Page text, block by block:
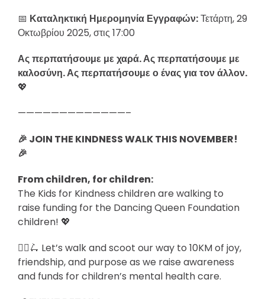
📅 Καταληκτική Ημερομηνία Εγγραφών:Τετάρτη, 29
Οκτωβρίου 2025, στις 17:00
Αςπερπατήσουμε μεχαρά.Αςπερπατήσουμε με
καλοσύνη.Αςπερπατήσουμεοέναςγιατονάλλον.
💖
—————————————–
🎉 JOIN THE KINDNESS WALK THIS NOVEMBER!
🎉
From children, for children:
The Kids for Kindness children are walking to
raise funding for the Dancing Queen Foundation
children! 💖
🚶‍♀️🛴 Let’s walk and scoot our way to 10KM of joy,
friendship, and purpose as we raise awareness
and funds for children’s mental health care.